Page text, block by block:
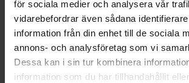
för sociala medier och analysera vår
vidarebefordrar även sådana
information från din enhet till de sociala
annons- och analysföretag som vi
Dessa kan i sin tur kombinera
information som du har tillhandahållit
Ventilgitter 33,
200X200mm, Hvid,
Habo 55830
001683857
67DKK